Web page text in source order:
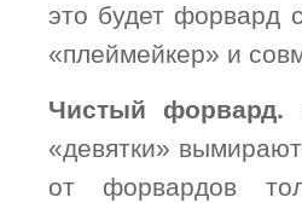
это будет форвард
«плеймейкер» и
Чистый форвард.
«девятки»
от форвардов